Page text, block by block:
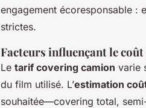
engagement écoresponsable :
strictes.
Facteurs influençant le
Le tarif covering camion varie
du film utilisé. L’estimation
souhaitée—covering total,